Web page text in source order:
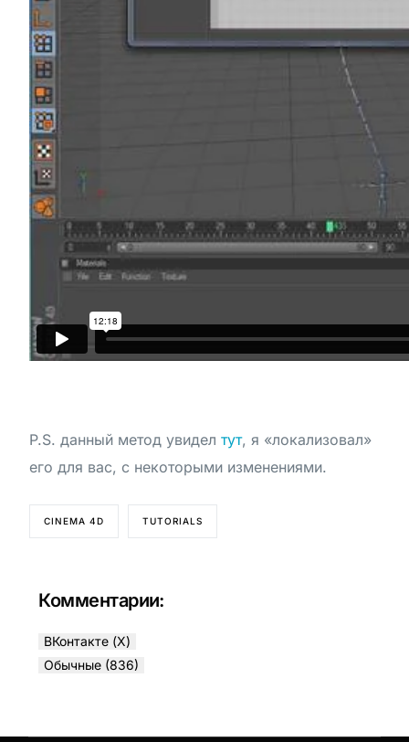
P.S. данный метод увиделтут, я «локализовал»
его для вас, с некоторыми изменениями.
CINEMA 4D TUTORIALS
Комментарии:
ВКонтакте (X)
Обычные (836)